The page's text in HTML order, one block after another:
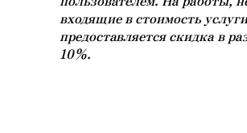
входящие в стоимость
предоставляется скидка в
10%.